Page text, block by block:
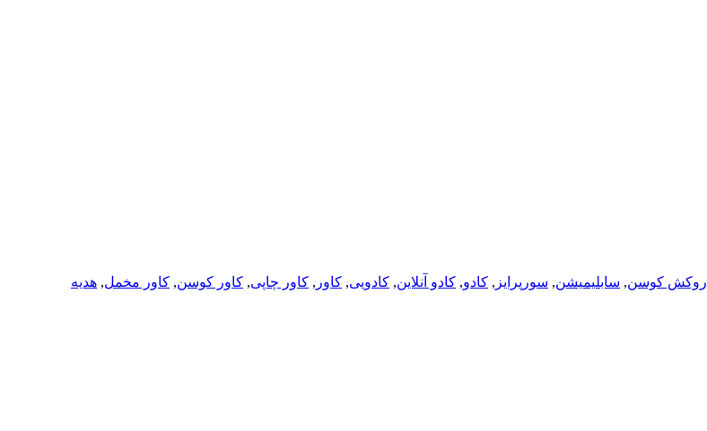
روکش کوسن, سابلیمیشن, سورپرایز , کادو, کادو آنلاین, کادویی, کاور , کاور چاپی, کاور کوسن, کاور مخمل, هدیه